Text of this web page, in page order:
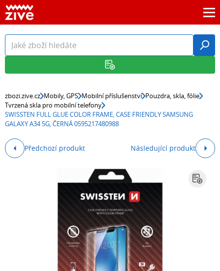
zbozi.zive.cz Mobily, GPS Mobilní příslušenství Pouzdra, skla, fólie
Tvrzená skla pro mobilní telefony
SWISSTEN FULL GLUE COLOR FRAME, CASE FRIENDLY SAMSUNG
GALAXY A34 5G, ČERNÁ 0595217480988
Předchozí produkt Následující produkt